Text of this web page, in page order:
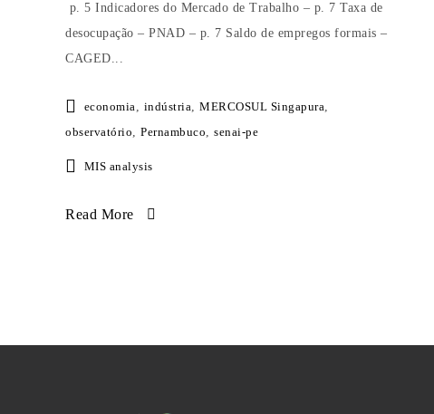
p. 5 Indicadores do Mercado de Trabalho – p. 7 Taxa de
desocupação – PNAD – p. 7 Saldo de empregos formais –
CAGED...
economia, indústria, MERCOSUL Singapura,
observatório, Pernambuco, senai-pe
MIS analysis
Read More